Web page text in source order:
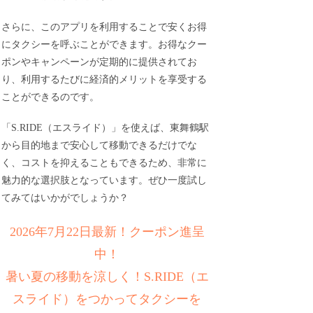
さらに、このアプリを利用することで安くお得
にタクシーを呼ぶことができます。お得なクー
ポンやキャンペーンが定期的に提供されてお
り、利用するたびに経済的メリットを享受する
ことができるのです。
「S.RIDE（エスライド）」を使えば、東舞鶴駅
から目的地まで安心して移動できるだけでな
く、コストを抑えることもできるため、非常に
魅力的な選択肢となっています。ぜひ一度試し
てみてはいかがでしょうか？
2026年7月22日最新！クーポン進呈
中！
暑い夏の移動を涼しく！S.RIDE（エ
スライド）をつかってタクシーを